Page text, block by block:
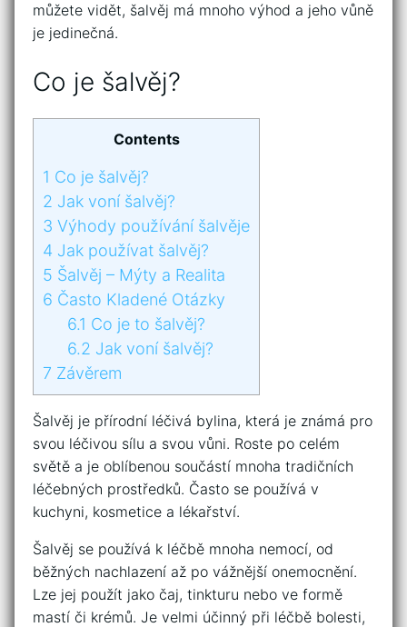
můžete vidět, šalvěj má mnoho výhod a jeho vůně
je jedinečná.
Co je šalvěj?
Contents
1 Co je šalvěj?
2 Jak voní šalvěj?
3 Výhody používání šalvěje
4 Jak používat šalvěj?
5 Šalvěj – Mýty a Realita
6 Často Kladené Otázky
6.1 Co je to šalvěj?
6.2 Jak voní šalvěj?
7 Závěrem
Šalvěj je přírodní léčivá bylina, která je známá pro
svou léčivou sílu a svou vůni. Roste po celém
světě a je oblíbenou součástí mnoha tradičních
léčebných prostředků. Často se používá v
kuchyni, kosmetice a lékařství.
Šalvěj se používá k léčbě mnoha nemocí, od
běžných nachlazení až po vážnější onemocnění.
Lze jej použít jako čaj, tinkturu nebo ve formě
mastí či krémů. Je velmi účinný při léčbě bolesti,